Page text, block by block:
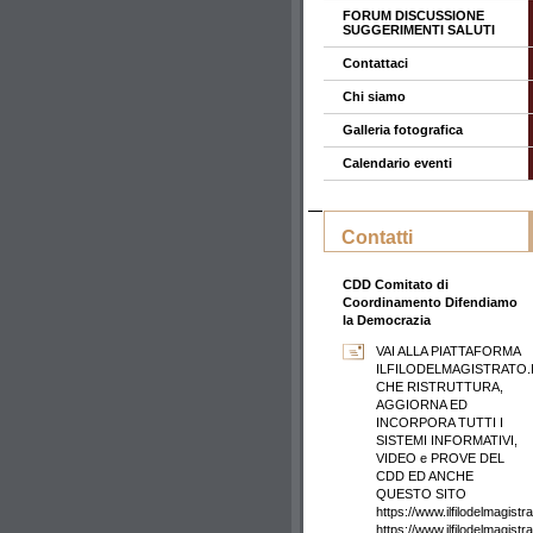
FORUM DISCUSSIONE
SUGGERIMENTI SALUTI
Contattaci
Chi siamo
Galleria fotografica
Calendario eventi
Contatti
CDD Comitato di
Coordinamento Difendiamo
la Democrazia
VAI ALLA PIATTAFORMA
CHE RISTRUTTURA,
AGGIORNA ED
INCORPORA TUTTI I
SISTEMI INFORMATIVI,
VIDEO e PROVE DEL
CDD ED ANCHE
QUESTO SITO
https://
https://